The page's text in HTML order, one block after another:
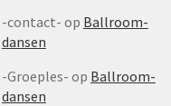
-contact- op Ballroom-
dansen
-Groeples- op Ballroom-
dansen